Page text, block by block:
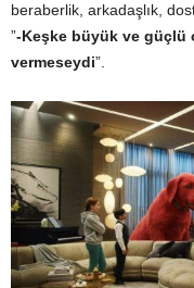
beraberlik, arkadaşlık,
”-Keşke büyük ve güçlü
vermeseydi”.